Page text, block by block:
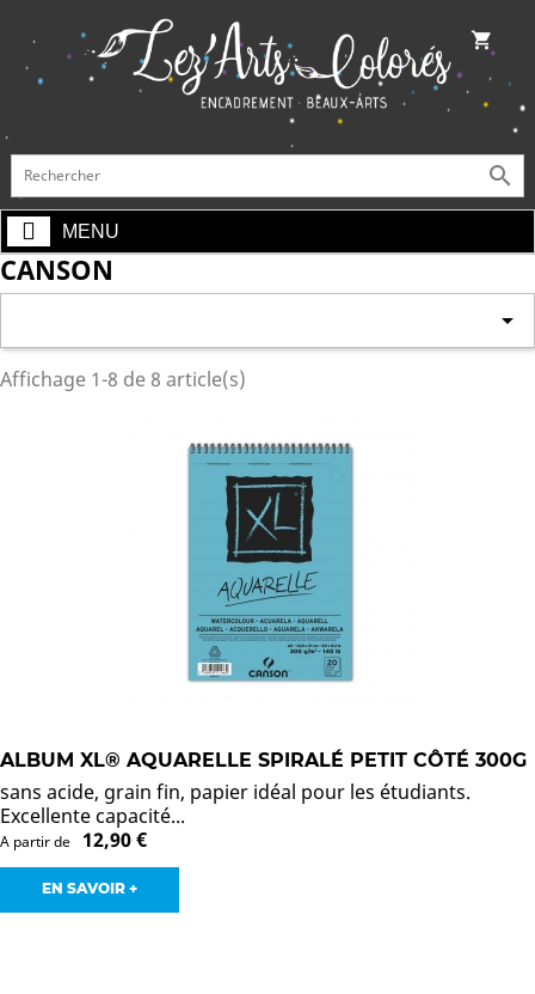
shopping_cart

MENU
CANSON

Affichage 1-8 de 8 article(s)
ALBUM XL® AQUARELLE SPIRALÉ PETIT CÔTÉ 300G
sans acide, grain fin, papier idéal pour les étudiants.
Excellente capacité...
A partir de 12,90 €
EN SAVOIR +